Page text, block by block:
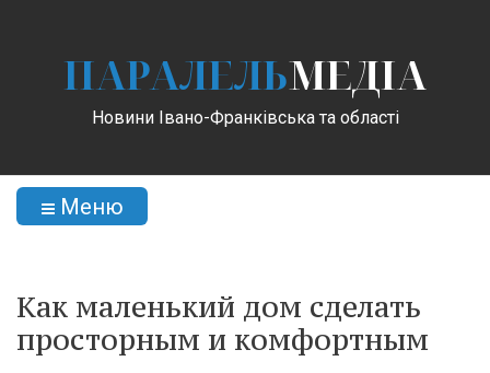
ПАРАЛЕЛЬМЕДІА
Новини Івано-Франківська та області
Меню
Как маленький дом сделать
просторным и комфортным